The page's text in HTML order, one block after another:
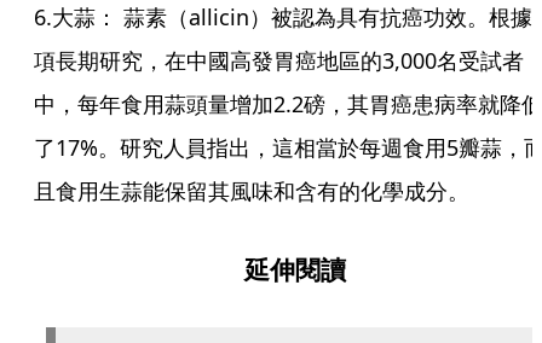
6.大蒜： 蒜素（allicin）被認為具有抗癌功效。根據
項長期研究，在中國高發胃癌地區的3,000名受試者
中，每年食用蒜頭量增加2.2磅，其胃癌患病率就降低
了17%。研究人員指出，這相當於每週食用5瓣蒜，
且食用生蒜能保留其風味和含有的化學成分。
延伸閱讀